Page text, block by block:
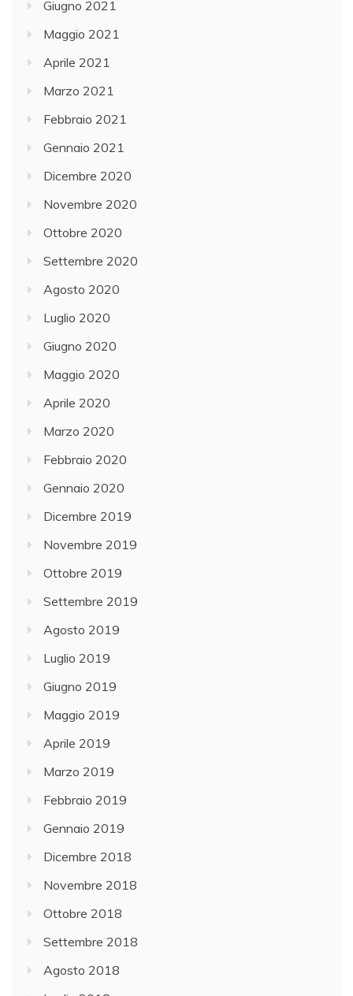
Giugno 2021
Maggio 2021
Aprile 2021
Marzo 2021
Febbraio 2021
Gennaio 2021
Dicembre 2020
Novembre 2020
Ottobre 2020
Settembre 2020
Agosto 2020
Luglio 2020
Giugno 2020
Maggio 2020
Aprile 2020
Marzo 2020
Febbraio 2020
Gennaio 2020
Dicembre 2019
Novembre 2019
Ottobre 2019
Settembre 2019
Agosto 2019
Luglio 2019
Giugno 2019
Maggio 2019
Aprile 2019
Marzo 2019
Febbraio 2019
Gennaio 2019
Dicembre 2018
Novembre 2018
Ottobre 2018
Settembre 2018
Agosto 2018